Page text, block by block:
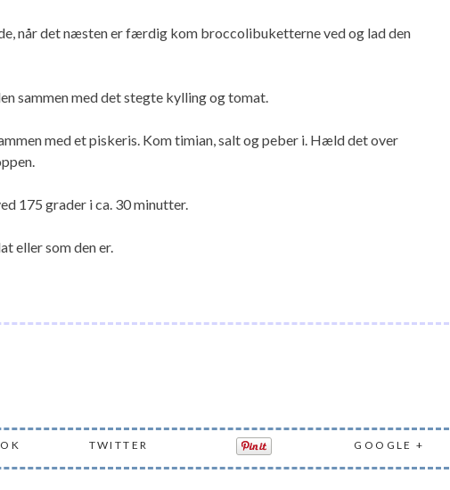
når det næsten er færdig kom broccolibuketterne ved og lad den
sammen med det stegte kylling og tomat.
med et piskeris. Kom timian, salt og peber i. Hæld det over
175 grader i ca. 30 minutter.
eller som den er.
TWITTER GOOGLE +